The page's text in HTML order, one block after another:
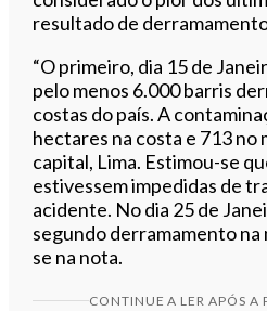
resultado de
“O primeiro, dia 15 de
pelo menos 6.000 barris
costas do país. A
hectares na costa e 713 no
capital, Lima. Estimou-se
estivessem impedidas de
acidente. No dia 25 de
segundo derramamento na
se na nota.
CONTINUE A LER APÓS A